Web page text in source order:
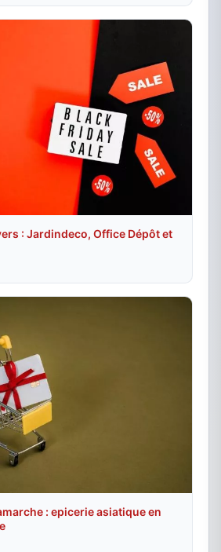
: Jardindeco, Office Dépôt et
: epicerie asiatique en